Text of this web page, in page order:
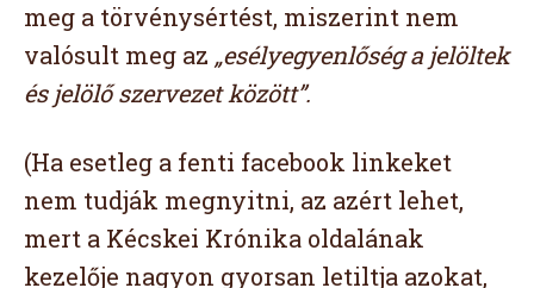
meg a törvénysértést, miszerint nem
valósult meg az „esélyegyenlőség a jelöltek
és jelölő szervezet között”.
(Ha esetleg a fenti facebook linkeket
nem tudják megnyitni, az azért lehet,
mert a Kécskei Krónika oldalának
kezelője nagyon gyorsan letiltja azokat,